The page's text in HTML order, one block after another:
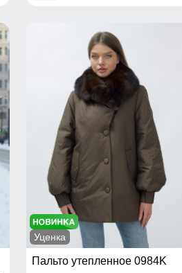
Уценка
Пальто утепленное 0984K